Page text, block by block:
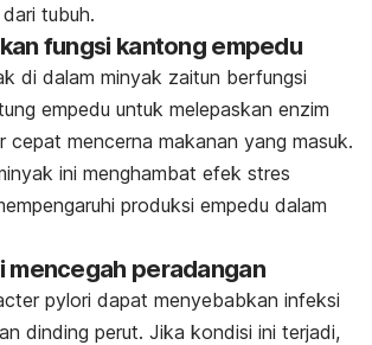
tubuh.
fungsi kantong empedu
di dalam minyak zaitun berfungsi
empedu untuk melepaskan enzim
cepat mencerna makanan yang masuk.
inyak ini menghambat efek stres
produksi empedu dalam
mencegah peradangan
pylori dapat menyebabkan infeksi
dinding perut. Jika kondisi ini terjadi,